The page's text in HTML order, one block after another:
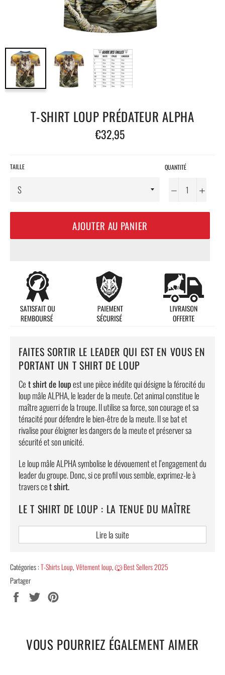
T-SHIRT LOUP PRÉDATEUR ALPHA
Prix
régulier
€32,95
TAILLE QUANTITÉ
− +
AJOUTER AU PANIER
FAITES SORTIR LE LEADER QUI EST EN VOUS EN
PORTANT UN T SHIRT DE LOUP
Ce t shirt de loupest une pièce inédite qui désigne la férocité du
loup mâle ALPHA, le leader de la meute. Cet animal constitue le
maître aguerri de la troupe. Il utilise sa force, son courage et sa
ténacité pour défendre le bien-être de la meute. Il se bat et
rivalise pour éloigner les dangers de la meute et préserver sa
sécurité et son unicité.
Le loup mâle ALPHA symbolise le dévouement et l’engagement du
leader du groupe. Donc, si ce profil vous semble, exprimez-le à
travers cet shirt.
LE T SHIRT DE LOUP : LA TENUE DU MAÎTRE
L’imprimé Haute résolution de cet shirtaffiche la nature
sauvage de la meute et met l’accent sur le profil combattant et
vous permettra de mettre en lumière votre personnalité, à
travers votre look. Let shirtprédateur Alpha est la bonne
alternative pour adopter un look attirant et éloquent.
Informations complémentaires:
Design 3D amélioré haute résolution
Lire la suite
Catégories :T-Shirts Loup,Vêtement loup,🐺 Best Sellers 2025
Partager
Partager Tweeter
VOUS POURRIEZ ÉGALEMENT AIMER